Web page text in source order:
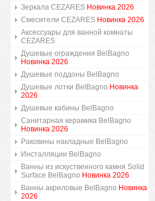
Зеркала CEZARES Новинка 2026
Смесители CEZARES Новинка 2026
Аксессуары для ванной комнаты
CEZARES
Душевые ограждения BelBagno
Новинка 2026
Душевые поддоны BelBagno
Душевые лотки BelBagno Новинка
2026
Душевые кабины BelBagno
Санитарная керамика BelBagno
Новинка 2026
Раковины накладные BelBagno
Инсталляции BelBagno
Ванны из искуственного камня Solid
Surface BelBagno Новинка 2026
Ванны акриловые BelBagno Новинка
2026